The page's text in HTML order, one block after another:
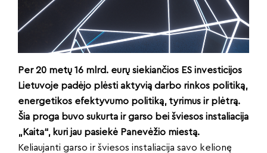
Per 20 metų 16 mlrd. eurų siekiančios ES investicijos
Lietuvoje padėjo plėsti aktyvią darbo rinkos politiką,
energetikos efektyvumo politiką, tyrimus ir plėtrą.
Šia proga buvo sukurta ir garso bei šviesos instaliacija
„Kaita“, kuri jau pasiekė Panevėžio miestą.
Keliaujanti garso ir šviesos instaliacija savo kelionę